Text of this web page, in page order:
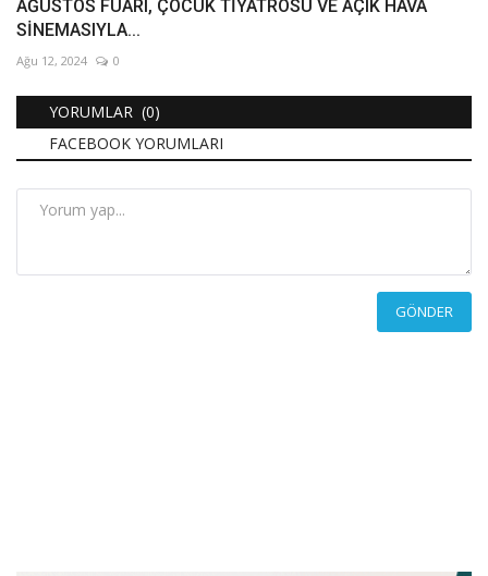
AĞUSTOS FUARI, ÇOCUK TİYATROSU VE AÇIK HAVA
SİNEMASIYLA...
Ağu 12, 2024 0
YORUMLAR (0)
FACEBOOK YORUMLARI
GÖNDER